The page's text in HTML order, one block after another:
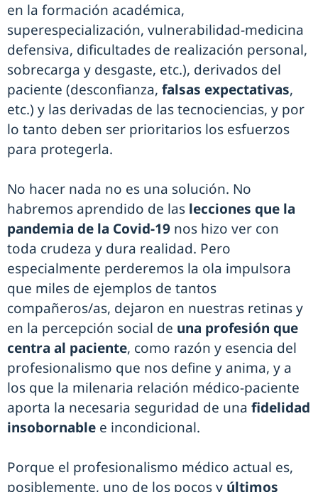
en la formación académica,
superespecialización, vulnerabilidad-medicina
defensiva, dificultades de realización personal,
sobrecarga y desgaste, etc.), derivados del
paciente (desconfianza, falsas expectativas,
etc.) y las derivadas de las tecnociencias, y por
lo tanto deben ser prioritarios los esfuerzos
para protegerla.
No hacer nada no es una solución. No
habremos aprendido de las lecciones que la
pandemia de la Covid-19 nos hizo ver con
toda crudeza y dura realidad. Pero
especialmente perderemos la ola impulsora
que miles de ejemplos de tantos
compañeros/as, dejaron en nuestras retinas y
en la percepción social de una profesión que
centra al paciente, como razón y esencia del
profesionalismo que nos define y anima, y a
los que la milenaria relación médico-paciente
aporta la necesaria seguridad de una fidelidad
insobornable e incondicional.
Porque el profesionalismo médico actual es,
posiblemente, uno de los pocos y últimos